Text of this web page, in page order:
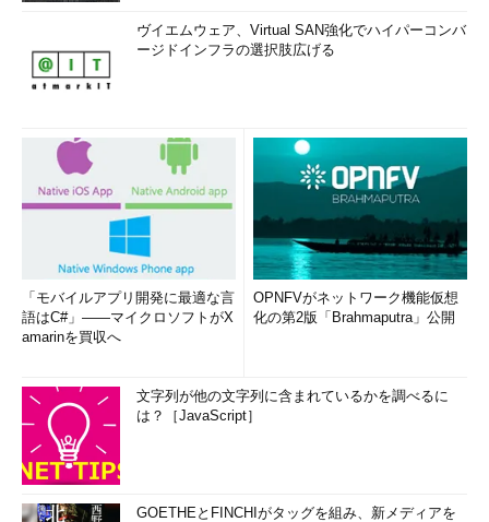
ヴイエムウェア、Virtual SAN強化でハイパーコンバ
ージドインフラの選択肢広げる
「モバイルアプリ開発に最適な言
語はC#」――マイクロソフトがX
amarinを買収へ
OPNFVがネットワーク機能仮想
化の第2版「Brahmaputra」公開
文字列が他の文字列に含まれているかを調べるに
は？［JavaScript］
GOETHEとFINCHIがタッグを組み、新メディアを